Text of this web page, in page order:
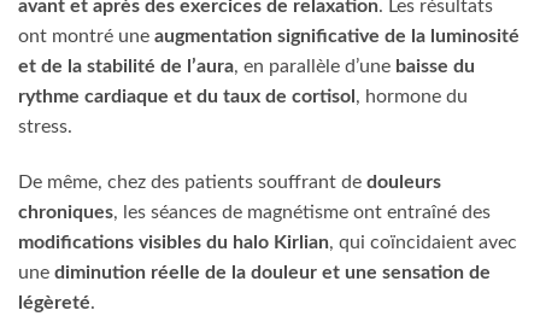
avant et après des exercices de relaxation. Les résultats
ont montré une augmentation significative de la luminosité
et de la stabilité de l’aura, en parallèle d’une baisse du
rythme cardiaque et du taux de cortisol , hormone du
stress.
De même, chez des patients souffrant de douleurs
chroniques, les séances de magnétisme ont entraîné des
modifications visibles du halo Kirlian, qui coïncidaient avec
une diminution réelle de la douleur et une sensation de
légèreté.